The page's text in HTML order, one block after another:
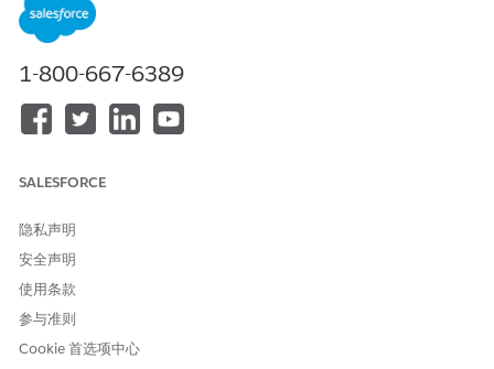
限制可以在 Salesforce 设置中或通过编程方式使用元数据 API 创建
外部客户端应用程序的开发人员。
控制概览
此安全设置仅限制授权开发人员和管理员通过元数据 API 定义和部
署外部客户端应用程序元数据的能力。
安全风险（如果未配置）
以不受控制的方式为开发人员创建外部客户端应用程序会导致不受
威胁场景
开发人员以编程方式将具有高权限 OAuth 范围的新集成部署到生产
环境中，而无需进行正式的安全评估，从而为数据访问创建了持久
1-800-667-6389
SALESFORCE
隐私声明
安全声明
使用条款
参与准则
Cookie 首选项中心